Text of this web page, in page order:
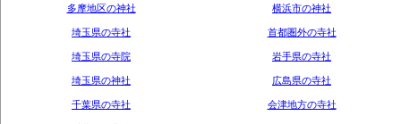
多摩地区の神社 横浜市の神社
埼玉県の寺社
埼玉県の寺院
埼玉県の神社
千葉県の寺社
首都圏外の寺社
岩手県の寺社
広島県の寺社
会津地方の寺社